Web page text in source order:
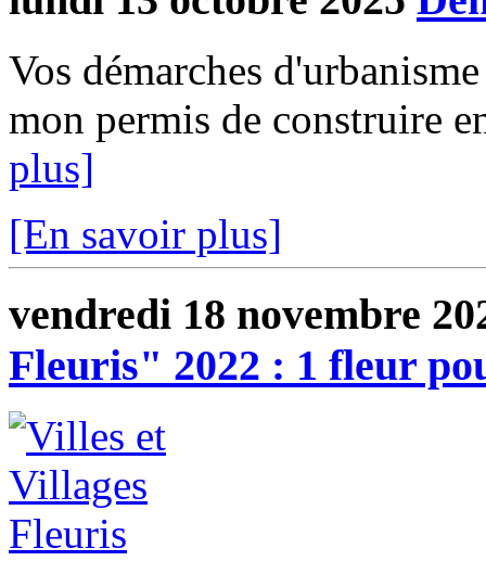
Vos démarches
mon permis de construire
plus]
[En savoir plus]
vendredi 18 novembre
Fleuris" 2022 : 1 fleur